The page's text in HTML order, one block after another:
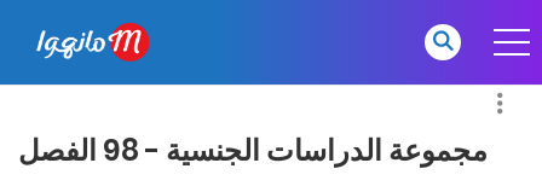
مجموعة الدراسات الجنسية - 98 الفصل